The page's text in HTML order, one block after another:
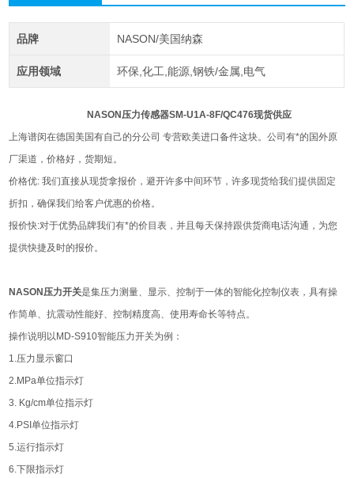
品牌 NASON/美国纳森
应用领域 环保,化工,能源,钢铁/金属,电气
NASON压力传感器SM-U1A-8F/QC476现货供应
上海谱闵在德国美国有自己的分公司 专营欧美进口备件这块。公司有*的国外原
厂渠道，价格好，货期短。
价格优: 我们直接从现货拿报价，避开许多中间环节，许多现货给我们提供固定
折扣，确保我们给客户优惠的价格。
报价快:对于优势品牌我们有*的价目表，并且每天保持跟供货商电话沟通，为您
提供快捷及时的报价。
NASON压力开关是集压力测量、显示、控制于一体的智能化控制仪表，具有操
作简单、抗震动性能好、控制精度高、使用寿命长等特点。
操作说明以MD-S910智能压力开关为例：
1.压力显示窗口
2.MPa单位指示灯
3. Kg/cm单位指示灯
4.PSI单位指示灯
5.运行指示灯
6.下限指示灯